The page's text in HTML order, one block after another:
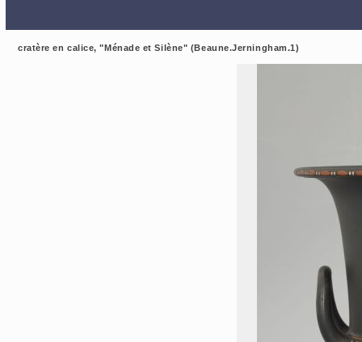
cratère en calice, "Ménade et Silène" (Beaune.Jerningham.1)